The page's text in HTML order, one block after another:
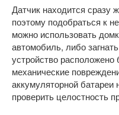
Датчик находится сразу
поэтому подобраться к
можно использовать
автомобиль, либо
устройство
механические
аккумуляторной батареи
проверить целостность